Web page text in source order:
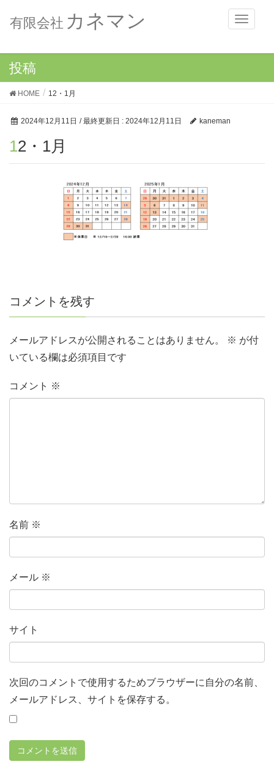
メ
ニ
有限会社 カネマン
投稿
HOME 12・1月
2024年12月11日 / 最終更新日 : 2024年12月11日 kaneman
12・1月
コメントを残す
メールアドレスが公開されることはありません。 ※ が付
いている欄は必須項目です
コメント ※
名前 ※
メール ※
サイト
次回のコメントで使用するためブラウザーに自分の名前、
メールアドレス、サイトを保存する。